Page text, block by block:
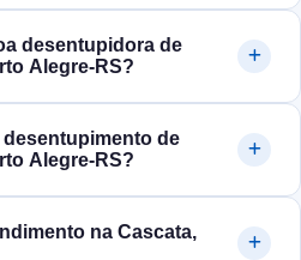
desentupidora de
Alegre‑RS?
de
Alegre‑RS?
na Cascata,